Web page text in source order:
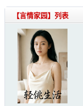
【言情家园】列表